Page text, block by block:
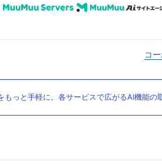
コ
もっと手軽に。各サービスで広がるAI機能の